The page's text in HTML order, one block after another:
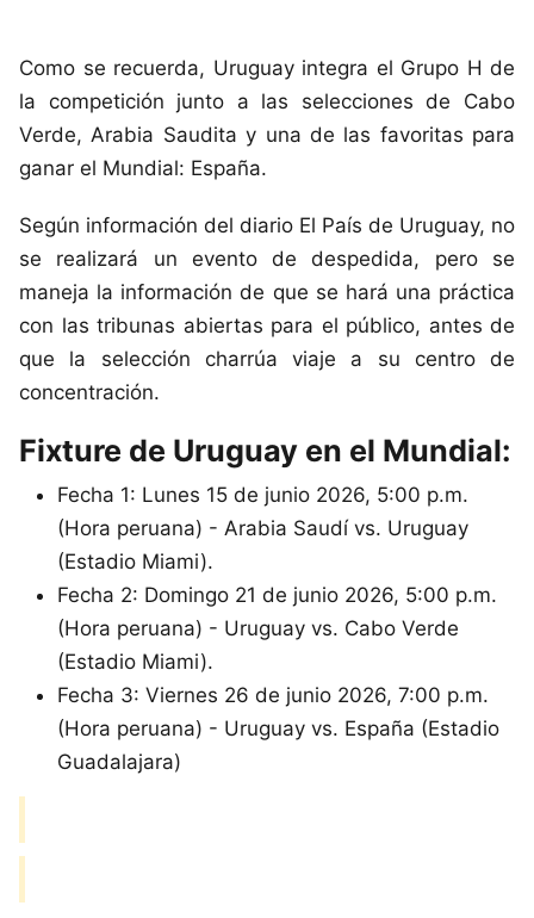
Como se recuerda, Uruguay integra el Grupo H de
la competición junto a las selecciones de Cabo
Verde, Arabia Saudita y una de las favoritas para
ganar el Mundial: España.
Según información del diario El País de Uruguay, no
se realizará un evento de despedida, pero se
maneja la información de que se hará una práctica
con las tribunas abiertas para el público, antes de
que la selección charrúa viaje a su centro de
concentración.
Fixture de Uruguay en el Mundial:
Fecha 1: Lunes 15 de junio 2026, 5:00 p.m.
(Hora peruana) - Arabia Saudí vs. Uruguay
(Estadio Miami).
Fecha 2: Domingo 21 de junio 2026, 5:00 p.m.
(Hora peruana) - Uruguay vs. Cabo Verde
(Estadio Miami).
Fecha 3: Viernes 26 de junio 2026, 7:00 p.m.
(Hora peruana) - Uruguay vs. España (Estadio
Guadalajara)